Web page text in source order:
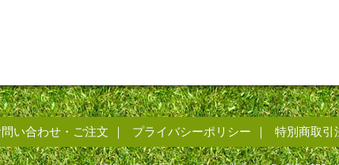
問い合わせ・ご注文 プライバシーポリシー 特別商取引